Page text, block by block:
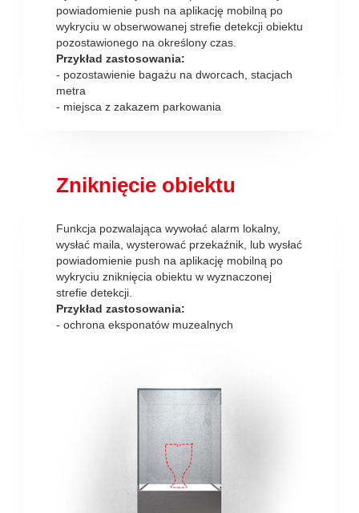
powiadomienie push na aplikację mobilną po
wykryciu w obserwowanej strefie detekcji obiektu
pozostawionego na określony czas.
Przykład zastosowania:
- pozostawienie bagażu na dworcach, stacjach
metra
- miejsca z zakazem parkowania
Zniknięcie obiektu
Funkcja pozwalająca wywołać alarm lokalny,
wysłać maila, wysterować przekaźnik, lub wysłać
powiadomienie push na aplikację mobilną po
wykryciu zniknięcia obiektu w wyznaczonej
strefie detekcji.
Przykład zastosowania:
- ochrona eksponatów muzealnych